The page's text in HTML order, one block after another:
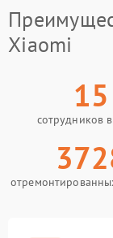
Xiaomi
15
сотрудников